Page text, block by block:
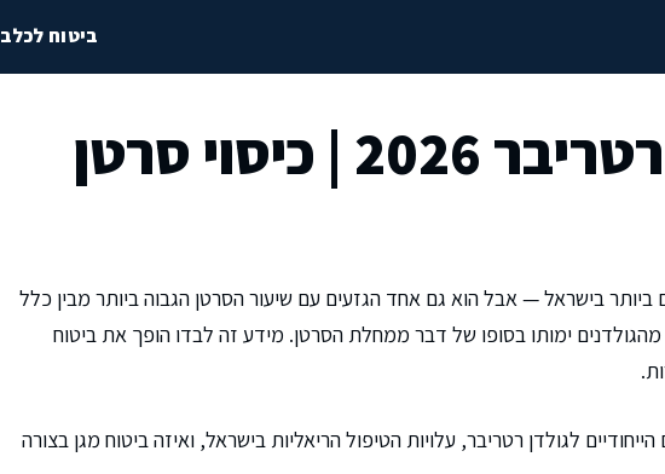
ביטוח לכלב
ביטוח לגולדן רטריבר 2026 | כיסוי סרטן
ביותר בישראל — אבל הוא גם אחד הגזעים עם שיעור הסרטן הגבוה ביותר מבין כלל
גזעי הכלבים. מחקרים מראים שכ-60% מהגולדנים ימותו בסופו של דבר ממחלת הסרטן. מידע זה לבדו הופך את ביטוח
לגולדן רטריבר, עלויות הטיפול הריאליות בישראל, ואיזה ביטוח מגן בצורה